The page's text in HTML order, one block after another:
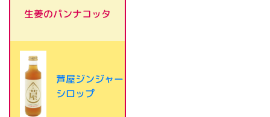
生姜のパンナコッタ
芦屋ジンジャー
シロップ